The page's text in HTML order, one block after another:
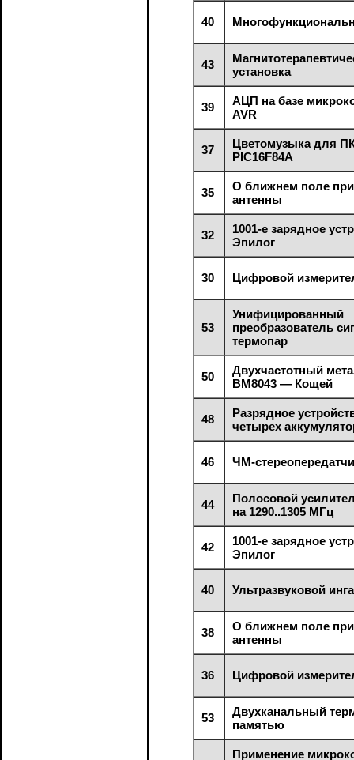
40
43
установка
39
АЦП на базе
AVR
37
Цветомузыка для
PIC16F84A
35
О ближнем поле
антенны
32
1001-е зарядное
Эпилог
30 Цифровой
53
Унифицированный
преобразователь
термопар
50
Двухчастотный
ВМ8043 — Кощей
48
Разрядное
четырех
46 ЧМ-
44
Полосовой
на 1290..1305 МГц
42
1001-е зарядное
Эпилог
40 Ультразвуковой
38
О ближнем поле
антенны
36 Цифровой
53
Двухканальный
памятью
Применение